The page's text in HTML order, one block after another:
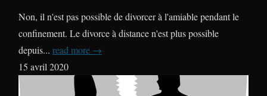
Non, il n'est pas possible de divorcer à l'amiable pendant le
confinement. Le divorce à distance n'est plus possible
depuis... read more →
15 avril 2020